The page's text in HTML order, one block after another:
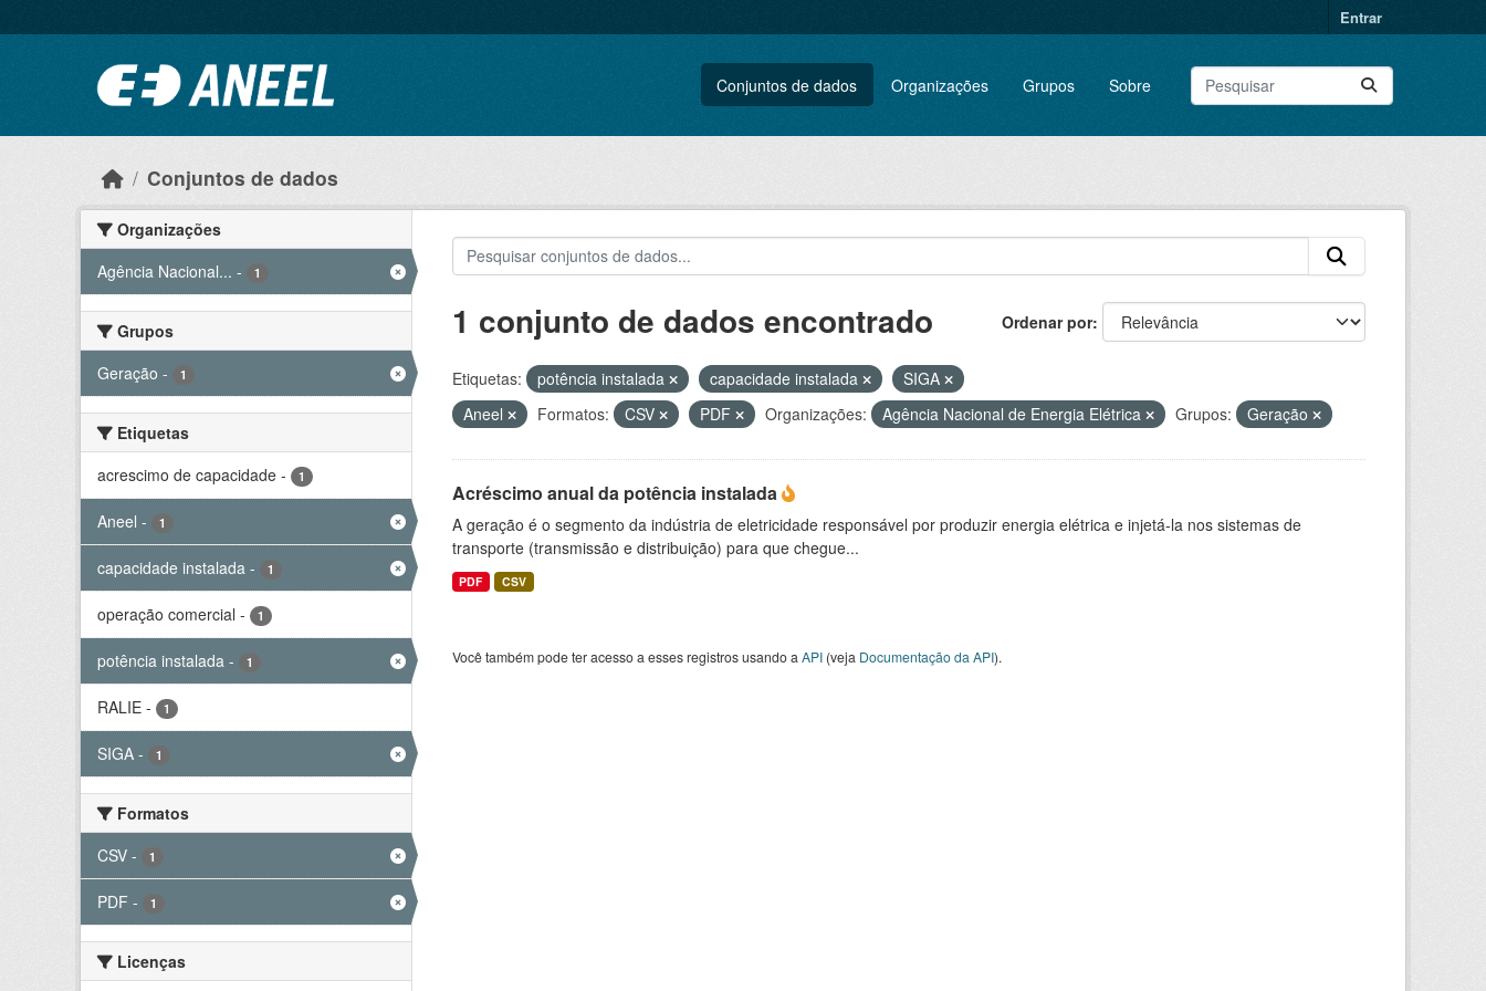
Entrar
Conjuntos de dados Organizações Grupos Sobre
Conjuntos de dados
Organizações
Agência Nacional... - 1
Grupos
Geração - 1
Etiquetas
acrescimo de capacidade - 1
Aneel - 1
capacidade instalada - 1
operação comercial - 1
potência instalada - 1
RALIE - 1
SIGA - 1
Formatos
CSV - 1
PDF - 1
Licenças
Ordenar por
1 conjunto de dados encontrado
Etiquetas: potência instalada capacidade instalada
SIGA
Aneel
Formatos: CSV PDF Organizações: Agência Nacional de Energia Elétrica Grupos: Geração
Acréscimo anual da potência instalada
A geração é o segmento da indústria de eletricidade responsável por produzir energia elétrica e injetá-la nos sistemas de
transporte (transmissão e distribuição) para que chegue...
PDF CSV
Você também pode ter acesso a esses registros usando a API(veja Documentação da API).